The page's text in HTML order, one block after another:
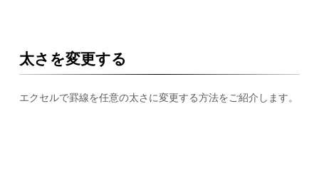
太さを変更する
エクセルで罫線を任意の太さに変更する方法をご紹介します。